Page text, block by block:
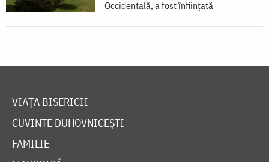
Occidentală, a fost înființată
VIAȚA BISERICII
CUVINTE DUHOVNICEȘTI
FAMILIE